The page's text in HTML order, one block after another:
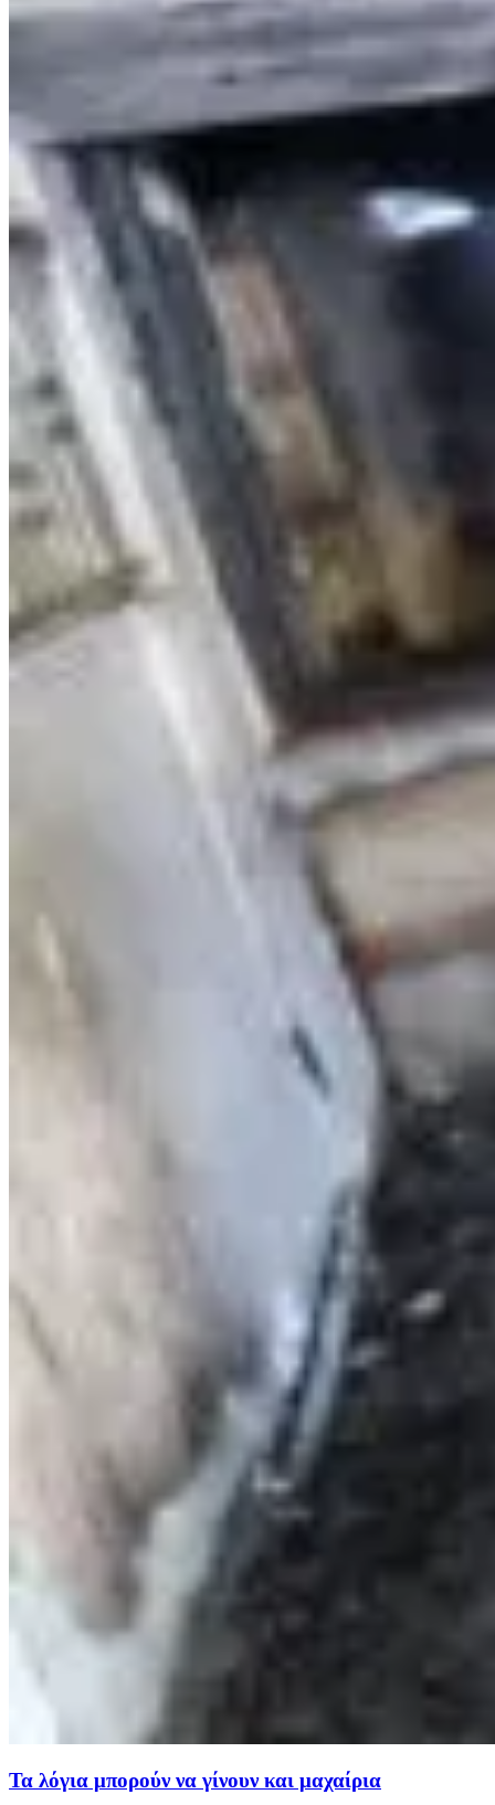
Τα λόγια μπορούν να γίνουν και μαχαίρια